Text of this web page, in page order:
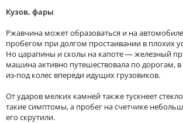
Кузов, фары
Ржавчина может образоваться и на
пробегом при долгом простаивании в плохих
Но царапины и сколы на капоте — железный
машина активно путешествовала по дорогам,
из-под колес впереди идущих грузовиков.
От ударов мелких камней также тускнеет
такие симптомы, а пробег на счетчике
его скрутили.